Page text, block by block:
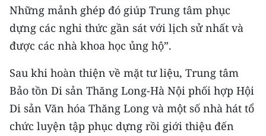
Những mảnh ghép đó giúp Trung tâm phục
dựng các nghi thức gần sát với lịch sử nhất và
được các nhà khoa học ủng hộ”.
Sau khi hoàn thiện về mặt tư liệu, Trung tâm
Bảo tồn Di sản Thăng Long-Hà Nội phối hợp Hội
Di sản Văn hóa Thăng Long và một số nhà hát tổ
chức luyện tập phục dựng rồi giới thiệu đến